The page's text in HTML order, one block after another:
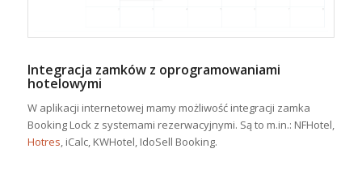
Integracja zamków z oprogramowaniami
hotelowymi
W aplikacji internetowej mamy możliwość integracji zamka
Booking Lock z systemami rezerwacyjnymi. Są to m.in.: NFHotel,
Hotres, iCalc, KWHotel, IdoSell Booking.